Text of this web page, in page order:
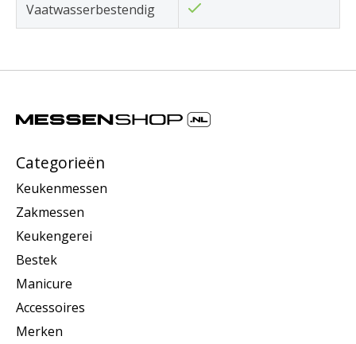
Vaatwasserbestendig
Categorieën
Keukenmessen
Zakmessen
Keukengerei
Bestek
Manicure
Accessoires
Merken